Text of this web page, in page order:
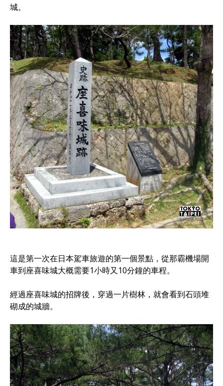
城。
這是第一次在日本駕車旅遊的第一個景點，從那霸機場開
車到座喜味城大概需要1小時又10分鐘的車程。
經過座喜味城的招牌後，穿過一片樹林，就會看到石頭堆
砌成的城牆。